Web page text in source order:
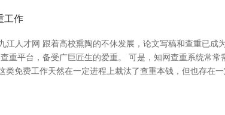
工作
江人才网 跟着高校熏陶的不休发展，论文写稿和查重已
重平台，备受广巨匠生的爱重。 可是，知网查重系统常
类免费工作天然在一定进程上裁汰了查重本钱，但也存在